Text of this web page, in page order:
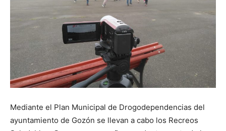
Mediante el Plan Municipal de Drogodependencias del
ayuntamiento de Gozón se llevan a cabo los Recreos